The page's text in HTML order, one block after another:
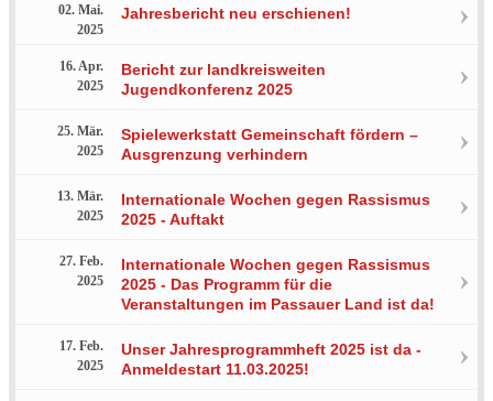
02. Mai.
2025
Jahresbericht neu erschienen!
16. Apr.
2025
Bericht zur landkreisweiten
Jugendkonferenz 2025
25. Mär.
2025
Spielewerkstatt Gemeinschaft fördern –
Ausgrenzung verhindern
13. Mär.
2025
Internationale Wochen gegen Rassismus
2025 - Auftakt
27. Feb.
2025
Internationale Wochen gegen Rassismus
2025 - Das Programm für die
Veranstaltungen im Passauer Land ist da!
17. Feb.
2025
Unser Jahresprogrammheft 2025 ist da -
Anmeldestart 11.03.2025!